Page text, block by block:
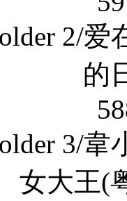
2/爱
的
3/韋
女大王(